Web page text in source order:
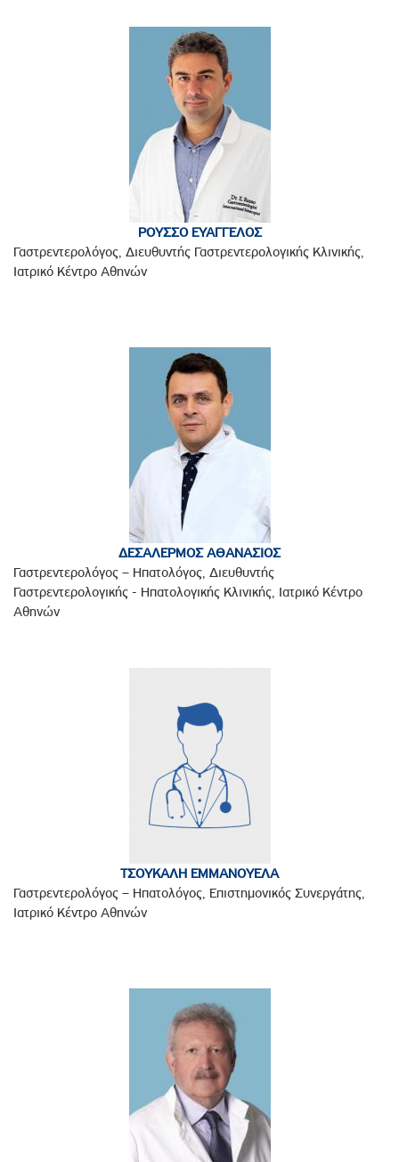
ΡΟΥΣΣΟ ΕΥΑΓΓΕΛΟΣ
Γαστρεντερολόγος, Διευθυντής Γαστρεντερολογικής Κλινικής,
Ιατρικό Κέντρο Αθηνών
ΔΕΣΑΛΕΡΜΟΣ ΑΘΑΝΑΣΙΟΣ
Γαστρεντερολόγος – Ηπατολόγος, Διευθυντής
Γαστρεντερολογικής - Ηπατολογικής Κλινικής, Ιατρικό Κέντρο
Αθηνών
ΤΣΟΥΚΑΛΗ ΕΜΜΑΝΟΥΕΛΑ
Γαστρεντερολόγος – Ηπατολόγος, Επιστημονικός Συνεργάτης,
Ιατρικό Κέντρο Αθηνών